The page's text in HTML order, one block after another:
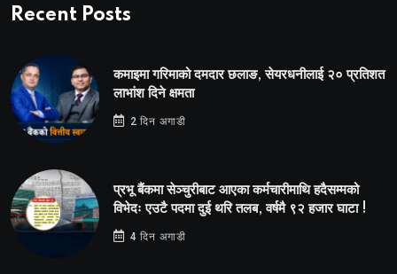
Recent Posts
कमाइमा गरिमाको दमदार छलाङ, सेयरधनीलाई २० प्रतिशत
लाभांश दिने क्षमता
2 दिन अगाडी
प्रभू बैंकमा सेञ्चुरीबाट आएका कर्मचारीमाथि हदैसम्मको
विभेदः एउटै पदमा दुई थरि तलब, वर्षमै ९२ हजार घाटा !
4 दिन अगाडी